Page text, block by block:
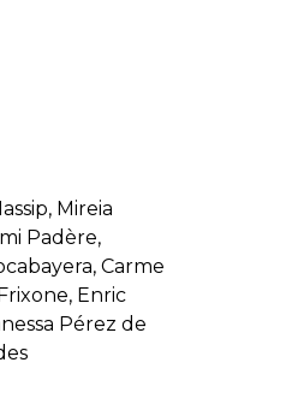
Mireia
Padère,
Carme
Enric
Pérez de